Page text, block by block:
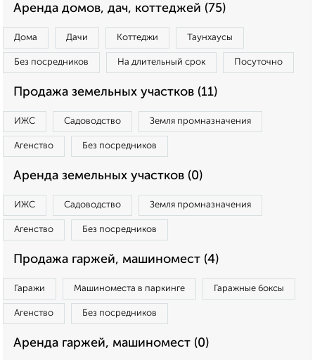
Аренда домов, дач, коттеджей (75)
Дома Дачи Коттеджи Таунхаусы
Без посредников На длительный срок Посуточно
Продажа земельных участков (11)
ИЖС Садоводство Земля промназначения
Агенство Без посредников
Аренда земельных участков (0)
ИЖС Садоводство Земля промназначения
Агенство Без посредников
Продажа гаржей, машиномест (4)
Гаражи Машиноместа в паркинге Гаражные боксы
Агенство Без посредников
Аренда гаржей, машиномест (0)